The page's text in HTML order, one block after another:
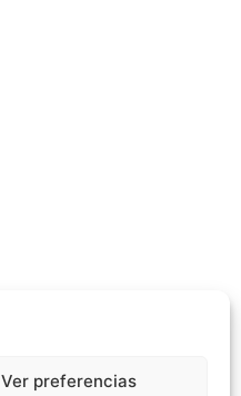
Ver preferencias